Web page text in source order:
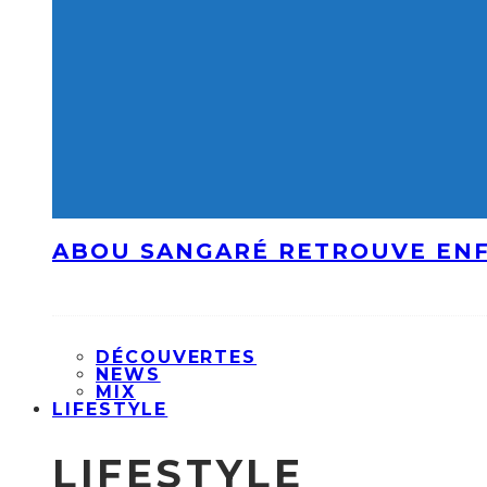
ABOU SANGARÉ RETROUVE
DÉCOUVERTES
NEWS
MIX
LIFESTYLE
LIFESTYLE